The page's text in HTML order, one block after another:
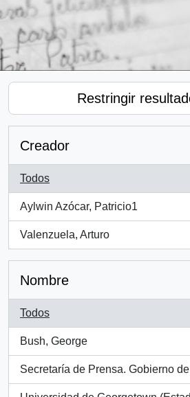
Restringir
Creador
Todos
Aylwin Azócar, Patricio1
, 9 resultados
Valenzuela, Arturo
, 1 resultados
Nombre
Todos
Bush, George
, 2 resultados
Secretaría de Prensa. Gobierno
, 1 resultados